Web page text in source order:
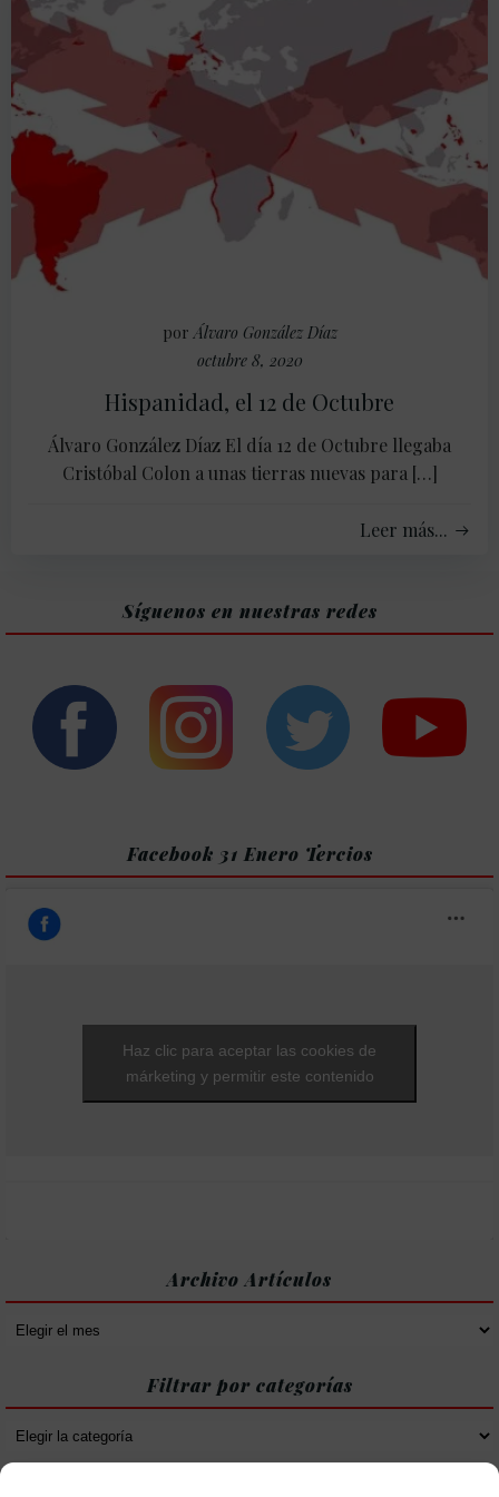
por Álvaro González Díaz
octubre 8, 2020
Hispanidad, el 12 de Octubre
Álvaro González Díaz El día 12 de Octubre llegaba
Cristóbal Colon a unas tierras nuevas para […]
Leer más...
Síguenos en nuestras redes
Facebook 31 Enero Tercios
Haz clic para aceptar las cookies de
márketing y permitir este contenido
Archivo Artículos
Archivo
Filtrar por categorías
Filtrar
por